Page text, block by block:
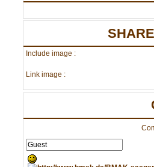
Include image :
Link image :